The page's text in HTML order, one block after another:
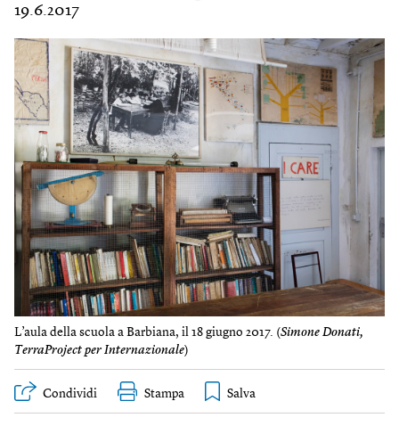
19.6.2017
L’aula della scuola a Barbiana, il 18 giugno 2017. (Simone Donati,
TerraProject per Internazionale)
Condividi Stampa